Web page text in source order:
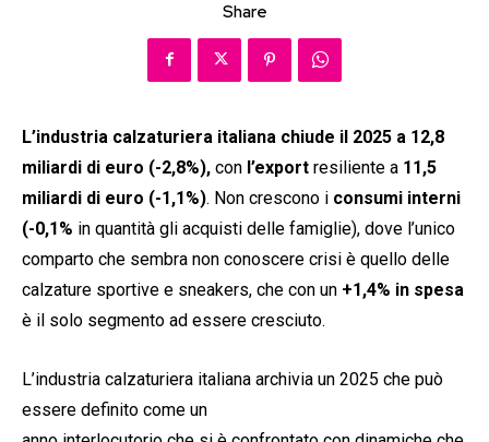
Share
L’industria calzaturiera italiana chiude il 2025 a 12,8
miliardi di euro (-2,8%), con l’export resiliente a 11,5
miliardi di euro (-1,1%). Non crescono i consumi interni
(-0,1% in quantità gli acquisti delle famiglie), dove l’unico
comparto che sembra non conoscere crisi è quello delle
calzature sportive e sneakers, che con un +1,4% in spesa
è il solo segmento ad essere cresciuto.
L’industria calzaturiera italiana archivia un 2025 che può
essere definito come un